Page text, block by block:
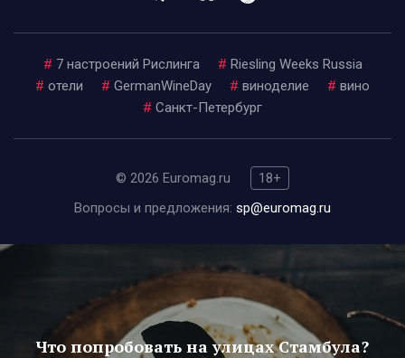
# 7 настроений Рислинга # Riesling Weeks Russia
# отели # GermanWineDay # виноделие # вино
# Санкт-Петербург
© 2026 Euromag.ru
18+
Вопросы и предложения: sp@euromag.ru
Что попробовать на улицах Стамбула?